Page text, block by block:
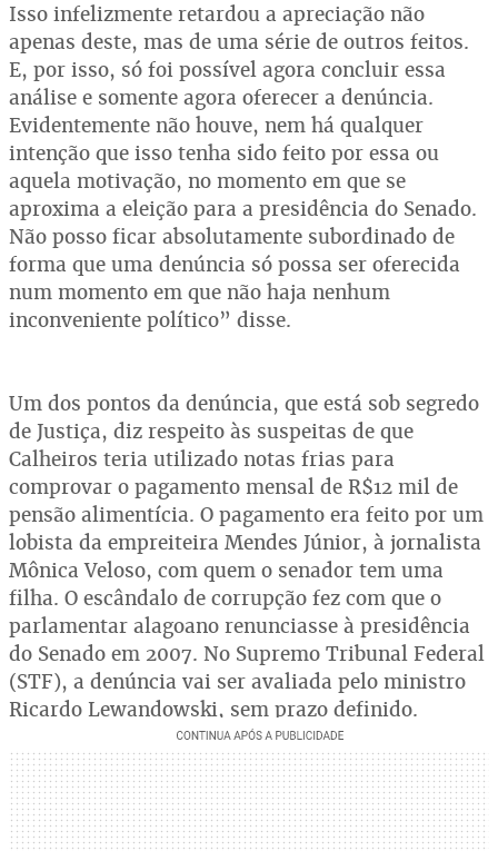
Isso infelizmente retardou a apreciação não
apenas deste, mas de uma série de outros feitos.
E, por isso, só foi possível agora concluir essa
análise e somente agora oferecer a denúncia.
Evidentemente não houve, nem há qualquer
intenção que isso tenha sido feito por essa ou
aquela motivação, no momento em que se
aproxima a eleição para a presidência do Senado.
Não posso ficar absolutamente subordinado de
forma que uma denúncia só possa ser oferecida
num momento em que não haja nenhum
inconveniente político” disse.
Um dos pontos da denúncia, que está sob segredo
de Justiça, diz respeito às suspeitas de que
Calheiros teria utilizado notas frias para
comprovar o pagamento mensal de R$12 mil de
pensão alimentícia. O pagamento era feito por um
lobista da empreiteira Mendes Júnior, à jornalista
Mônica Veloso, com quem o senador tem uma
filha. O escândalo de corrupção fez com que o
parlamentar alagoano renunciasse à presidência
do Senado em 2007. No Supremo Tribunal Federal
(STF), a denúncia vai ser avaliada pelo ministro
Ricardo Lewandowski, sem prazo definido.